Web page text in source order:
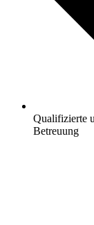
Qualifizierte
Betreuung